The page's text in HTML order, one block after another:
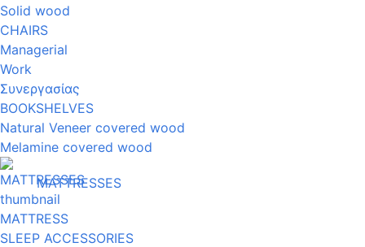
Solid wood
CHAIRS
Managerial
Work
Συνεργασίας
BOOKSHELVES
Natural Veneer covered wood
Melamine covered wood
MATTRESSES
MATTRESS
SLEEP ACCESSORIES